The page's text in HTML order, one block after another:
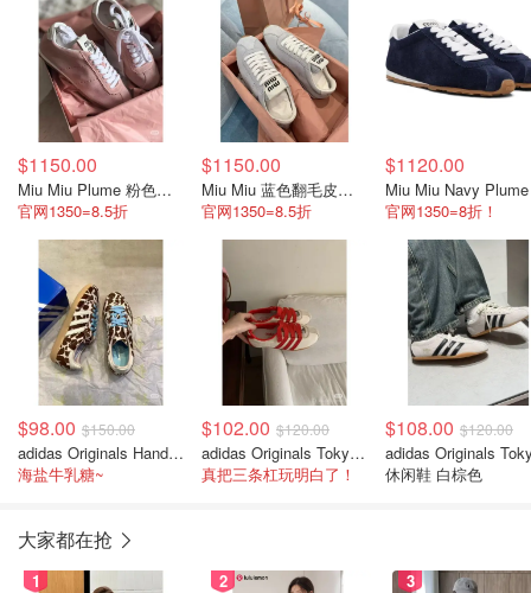
$1150.00
Miu Miu Plume 粉色麂皮运动鞋
官网1350=8.5折
$1150.00
Miu Miu 蓝色翻毛皮运动鞋
官网1350=8.5折
$1120.00
官网1350=8折！
$98.00 $150.00
adidas Originals Handball Spezial 棕白色休闲鞋
海盐牛乳糖~
$102.00 $120.00
adidas Originals Tokyo Mary Jane 红白运动鞋
真把三条杠玩明白了！
$108.00 $120.00
adidas Originals
休闲鞋 白棕色
大家都在抢
1 2 3